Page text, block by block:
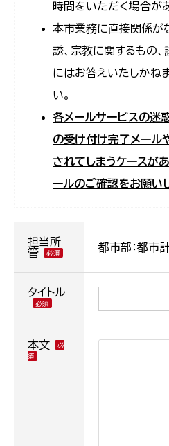
時間をいただく場合が
本市業務に直接関係が
誘、宗教に関するもの
にはお答えいたしかね
い。
各メールサービスの迷
の受け付け完了メール
されてしまうケースが
ールのご確認をお願い
担当所
管
都市部：都市
タイトル
本文